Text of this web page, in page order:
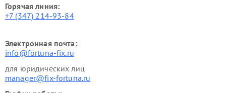
Горячая линия:
+7 (347) 214-93-84
Электронная почта:
info@fortuna-fix.ru
для юридических лиц
manager@fix-fortuna.ru